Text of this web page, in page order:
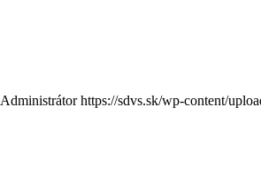
Administrátor https://sdvs.sk/wp-content/